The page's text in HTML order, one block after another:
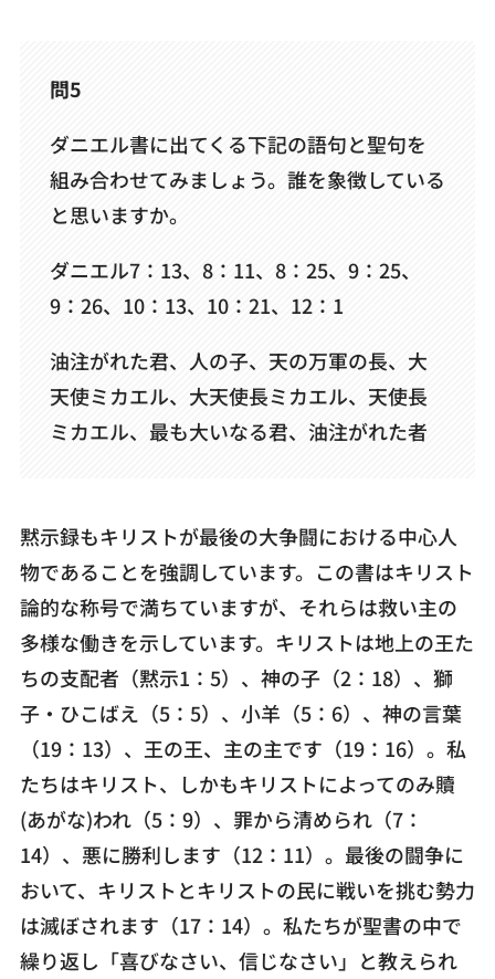
問5
ダニエル書に出てくる下記の語句と聖句を
組み合わせてみましょう。誰を象徴している
と思いますか。
ダニエル7：13、8：11、8：25、9：25、
9：26、10：13、10：21、12：1
油注がれた君、人の子、天の万軍の長、大
天使ミカエル、大天使長ミカエル、天使長
ミカエル、最も大いなる君、油注がれた者
黙示録もキリストが最後の大争闘における中心人
物であることを強調しています。この書はキリスト
論的な称号で満ちていますが、それらは救い主の
多様な働きを示しています。キリストは地上の王た
ちの支配者（黙示1：5）、神の子（2：18）、獅
子・ひこばえ（5：5）、小羊（5：6）、神の言葉
（19：13）、王の王、主の主です（19：16）。私
たちはキリスト、しかもキリストによってのみ贖
(あがな)われ（5：9）、罪から清められ（7：
14）、悪に勝利します（12：11）。最後の闘争に
おいて、キリストとキリストの民に戦いを挑む勢力
は滅ぼされます（17：14）。私たちが聖書の中で
繰り返し「喜びなさい、信じなさい」と教えられ